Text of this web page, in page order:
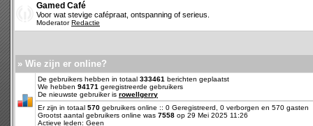
Gamed Café
Voor wat stevige cafépraat, ontspanning of serieus.
ModeratorRedactie
» Wie zijn er online?
De gebruikers hebben in totaal 333461 berichten geplaatst
We hebben 94171 geregistreerde gebruikers
De nieuwste gebruiker is rowellgerry
Er zijn in totaal 570 gebruikers online :: 0 Geregistreerd, 0 verborgen en 570
Grootst aantal gebruikers online was 7558 op 29 Mei 2025 11:26
Actieve leden: Geen